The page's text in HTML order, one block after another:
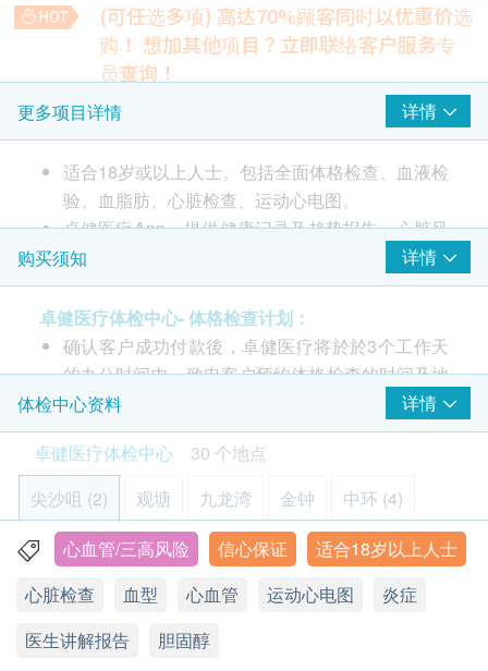
基本项目
心脏检查
心脏检查 (听诊检查)
基本健康评估
血压
查询病史
身高
脉搏率
详细医学问卷
腰围量度
体重
基本体格资料
体格检查
血脂
总胆固醇
甘油三酯
高密度胆固醇
极低密度胆固醇
(可任选多项) 高达70%顾客同时以优惠价选
购！ 想加其他项目？立即联络客户服务专
员查询！
甲乙型肝炎检查
检测是否已带有甲型及乙型肝炎抗体
738.0
乳房超声波(适合女士)
检查乳房是否有异象，如肿瘤、水瘤或纤维瘤
HK$1,725.0
下腹部(盆腔) (经腹部) (适合女士)
检查卵巢癌、卵巢囊肿、子宫肌瘤和子宫颈癌的可能性
*此项目或需另约日期到指定中心进行检查
HK$1,380.0
全腹超声波(适合女士)
透过超声波检查肝、胆、胰、脾、肾及盆腔有否异常
*此项目或需另约日期到指定中心进行检查
HK$3,335.0
前列腺超声波(适合男士)
透过超声波检查前列腺有否异常
HK$1,265.0
更多项目详情 详情
适合18岁或以上人士。包括全面体格检查、血液检
验、血脂肪、心脏检查、运动心电图。
卓健医疗App – 提供健康记录及趋势报告、心脏风
险评估、持续健康监测(经蓝芽健康管理工具)
包括全面体格检查、血液检验、血脂肪、心脏检查、
运动心电图、梅毒测试。
注意事项:
- 请详阅以下「条款及细则」了解更多服务需知及注
意事项
购买须知 详情
卓健医疗体检中心- 体格检查计划：
确认客户成功付款後，卓健医疗将於於3个工作天
的办公时间内，致电客户预约体格检查的时间及地
点，客户亦可以致电 8100 8138 或 Whatsapp
8301 8301预约。
客户必须于预约当天出示身份证及订购确认信或电
邮以确认身份。
体格检查计划只适用於18岁或以上人士。
体格检查计划不适用於星期日及公众假期。
眼科检查计划不适用于星期六，星期日及公众假
期。
本体格检查计划有效期为6个月，客户必须於6个月
内 (由确认付款日期起计)接受有关检查，逾期作
体检中心资料
详情
卓健医疗体检中心
30 个地点
尖沙咀 (2)
观塘 九龙湾 金钟 中环 (4)
则鱼涌 (2) 沙田 (3) 屯门 (2) 元朗 (2) 青衣
将军澳 北角 铜锣湾 (2) 旺角 佐敦 (2)
东涌 愉景湾 赤柱
心血管/三高风险 信心保证
适合18岁以上人士
心脏检查
血型 心血管 运动心电图
炎症
医生讲解报告
胆固醇